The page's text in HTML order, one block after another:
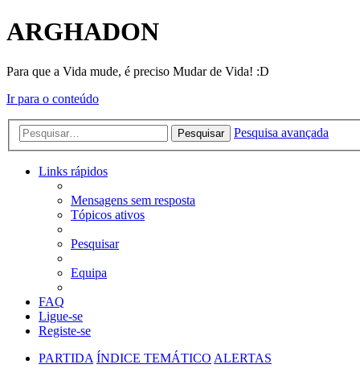
ARGHADON
Para que a Vida mude, é preciso Mudar de Vida! :D
Ir para o conteúdo
Pesquisar Pesquisa avançada
Links rápidos
Mensagens sem resposta
Tópicos ativos
Pesquisar
Equipa
FAQ
Ligue-se
Registe-se
PARTIDA ÍNDICE TEMÁTICO ALERTAS